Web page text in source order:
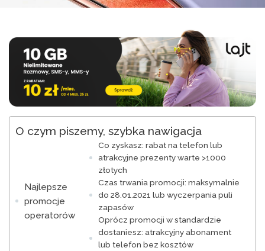
O czym piszemy, szybka nawigacja
Najlepsze
promocje
operatorów
Co zyskasz: rabat na telefon lub
atrakcyjne prezenty warte >1000
złotych
Czas trwania promocji: maksymalnie
do 28.01.2021 lub wyczerpania puli
zapasów
Oprócz promocji w standardzie
dostaniesz: atrakcyjny abonament
lub telefon bez kosztów